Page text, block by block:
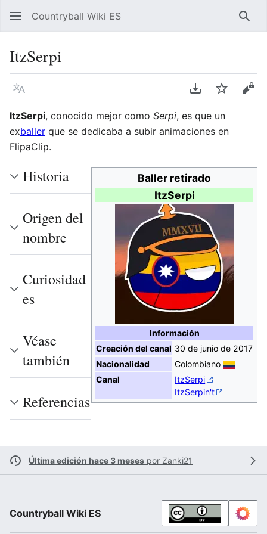
Countryball Wiki ES
ItzSerpi
Idioma Descargar en
VigilarVer
ItzSerpi, conocido mejor como Serpi, es que un
exballer que se dedicaba a subir animaciones en
FlipaClip.
Baller retirado
ItzSerpi
Información
Creación del canal 30 de junio de 2017
Nacionalidad
Colombiano
Canal
ItzSerpi
ItzSerpin't
Historia
Origen del
nombre
Curiosidad
es
Véase
también
Referencias
Última edición hace 3 meses por Zanki21
Countryball Wiki ES